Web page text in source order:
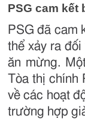
PSG cam
PSG đã cam
thể xảy ra
ăn mừng.
Tòa thị chính
về các hoạt
trường hợp